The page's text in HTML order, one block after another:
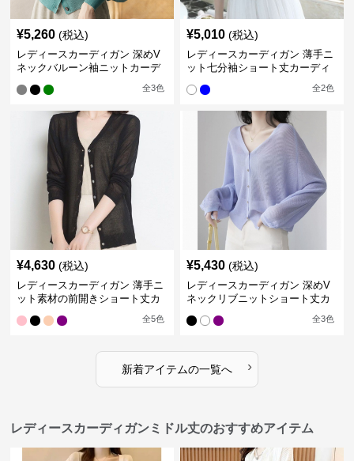
¥5,260 (税込)
レディースカーディガン 深めV
ネックバルーン袖ニットカーデ
全3色
¥5,010 (税込)
レディースカーディガン 薄手ニ
ット七分袖ショート丈カーディ
全2色
¥4,630 (税込)
レディースカーディガン 薄手ニ
ット素材の前開きショート丈カ
全5色
¥5,430 (税込)
レディースカーディガン 深めV
ネックリブニットショート丈カ
全3色
新着アイテムの一覧へ ›
レディースカーディガンミドル丈のおすすめアイテム